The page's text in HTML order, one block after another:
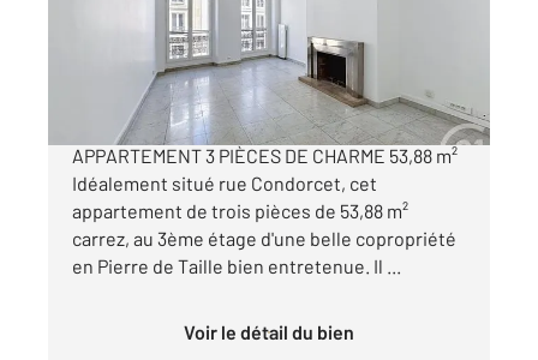
Appartement F3 à vendre
570 000 €
RUE CONDORCET - QUARTIER MARTYRS
APPARTEMENT 3 PIÈCES DE CHARME 53,88 m²
Idéalement situé rue Condorcet, cet
appartement de trois pièces de 53,88 m²
carrez, au 3ème étage d'une belle copropriété
en Pierre de Taille bien entretenue. Il ...
Voir le détail du bien